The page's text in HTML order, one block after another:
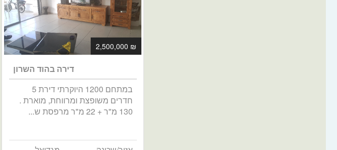
₪ 2,500,000
דירה בהוד השרון
במתחם 1200 היוקרתי דירת 5
חדרים משופצת ומרווחת, מוארת .
130 מ"ר + 22 מ"ר מרפסת ש...